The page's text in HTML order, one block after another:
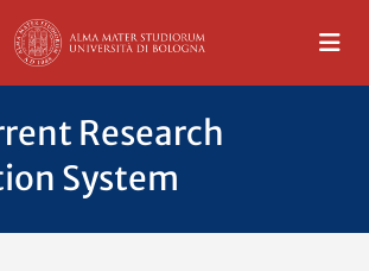
Research
System